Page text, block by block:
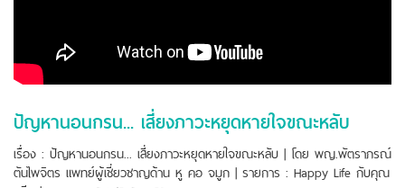
ปัญหานอนกรน... เสี่ยงภาวะหยุดหายใจขณะหลับ
เรื่อง : ปัญหานอนกรน... เสี่ยงภาวะหยุดหายใจขณะหลับ | โดย พญ.พัตราภรณ์
ตันไพจิตร แพทย์ผู้เชี่ยวชาญด้าน หู คอ จมูก | รายการ : Happy Life กับคุณ